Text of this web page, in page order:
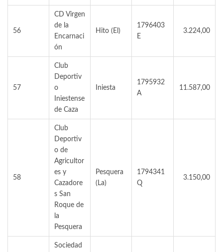
56
CD Virgen
de la
Encarnaci
ón
Hito (El)
1796403
E
3.224,00
57
Club
Deportiv
o
Iniestense
de Caza
Iniesta
1795932
A
11.587,00
58
Club
Deportiv
o de
Agricultor
es y
Cazadore
s San
Roque de
la
Pesquera
Pesquera
(La)
1794341
Q
3.150,00
Sociedad